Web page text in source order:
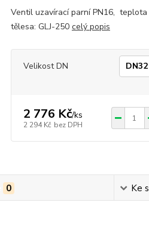
Ventil uzavírací parní PN16,
tělesa: GLJ-250 celý popis
Velikost DN
2 776 Kč/ks
2 294 Kč bez DPH
0 Ke